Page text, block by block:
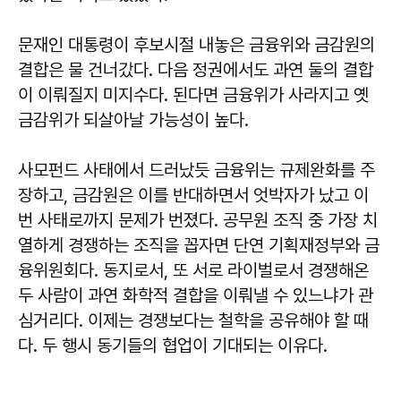
문재인 대통령이 후보시절 내놓은 금융위와 금감원의
결합은 물 건너갔다. 다음 정권에서도 과연 둘의 결합
이 이뤄질지 미지수다. 된다면 금융위가 사라지고 옛
금감위가 되살아날 가능성이 높다.
사모펀드 사태에서 드러났듯 금융위는 규제완화를 주
장하고, 금감원은 이를 반대하면서 엇박자가 났고 이
번 사태로까지 문제가 번졌다. 공무원 조직 중 가장 치
열하게 경쟁하는 조직을 꼽자면 단연 기획재정부와 금
융위원회다. 동지로서, 또 서로 라이벌로서 경쟁해온
두 사람이 과연 화학적 결합을 이뤄낼 수 있느냐가 관
심거리다. 이제는 경쟁보다는 철학을 공유해야 할 때
다. 두 행시 동기들의 협업이 기대되는 이유다.